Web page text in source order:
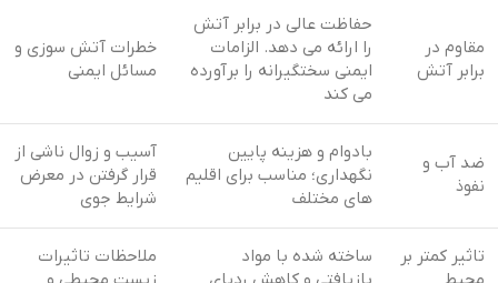
مقاوم در
برابر آتش
حفاظت عالی در برابر آتش
را ارائه می دهد. الزامات
ایمنی سختگیرانه را برآورده
می کند
خطرات آتش سوزی و
مسائل ایمنی
ضد آب و
نفوذ
بادوام و هزینه پایین
نگهداری؛ مناسب برای اقلیم
های مختلف
آسیب و زوال ناشی از
قرار گرفتن در معرض
شرایط جوی
تاثیر کمتر بر
ساخته شده با مواد
ملاحظات تاثیرات